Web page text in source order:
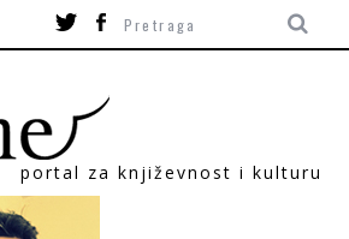
portal za književnost i kulturu